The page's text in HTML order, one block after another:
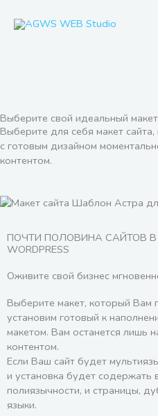
Выберите свой идеальный
Выберите для себя макет сайта,
с готовым дизайном
контентом.
ПОЧТИ ПОЛОВИНА САЙТОВ
WORDPRESS
Оживите свой бизнес
Выберите макет, который Вам
установим готовый к
макетом. Вам останется лишь
контентом.
Если Ваш сайт будет
и установка будет содержать
полиязычности, и страницы,
языки.